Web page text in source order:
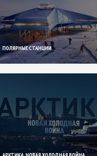
ПОЛЯРНЫЕ СТАНЦИИ